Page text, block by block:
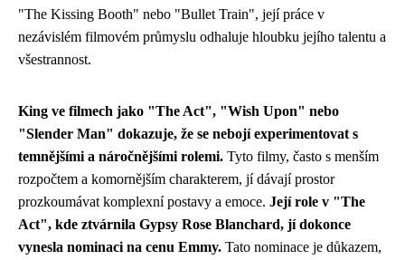
"The Kissing Booth" nebo "Bullet Train", její práce v
nezávislém filmovém průmyslu odhaluje hloubku jejího talentu a
všestrannost.
King ve filmech jako "The Act", "Wish Upon" nebo
"Slender Man" dokazuje, že se nebojí experimentovat s
temnějšími a náročnějšími rolemi. Tyto filmy, často s menším
rozpočtem a komornějším charakterem, jí dávají prostor
prozkoumávat komplexní postavy a emoce. Její role v "The
Act", kde ztvárnila Gypsy Rose Blanchard, jí dokonce
vynesla nominaci na cenu Emmy. Tato nominace je důkazem,